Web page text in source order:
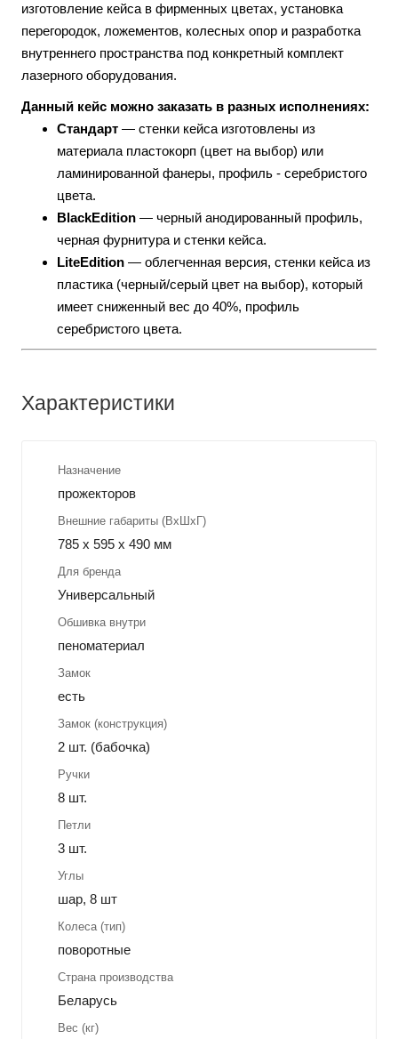
изготовление кейса в фирменных цветах, установка
перегородок, ложементов, колесных опор и разработка
внутреннего пространства под конкретный комплект
лазерного оборудования.
Данный кейс можно заказать в разных исполнениях:
Стандарт — стенки кейса изготовлены из
материала пластокорп (цвет на выбор) или
ламинированной фанеры, профиль - серебристого
цвета.
BlackEdition — черный анодированный профиль,
черная фурнитура и стенки кейса.
LiteEdition — облегченная версия, стенки кейса из
пластика (черный/серый цвет на выбор), который
имеет сниженный вес до 40%, профиль
серебристого цвета.
Характеристики
Назначение
прожекторов
Внешние габариты (ВхШхГ)
785 x 595 x 490 мм
Для бренда
Универсальный
Обшивка внутри
пеноматериал
Замок
есть
Замок (конструкция)
2 шт. (бабочка)
Ручки
8 шт.
Петли
3 шт.
Углы
шар, 8 шт
Колеса (тип)
поворотные
Страна производства
Беларусь
Вес (кг)